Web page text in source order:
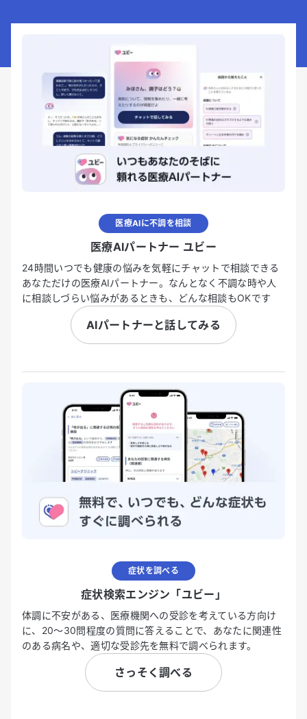
医療AIに不調を相談
医療AIパートナー ユビー
24時間いつでも健康の悩みを気軽にチャットで相談できる
あなただけの医療AIパートナー。なんとなく不調な時や人
に相談しづらい悩みがあるときも、どんな相談もOKです
AIパートナーと話してみる
症状を調べる
症状検索エンジン「ユビー」
体調に不安がある、医療機関への受診を考えている方向け
に、20〜30問程度の質問に答えることで、あなたに関連性
のある病名や、適切な受診先を無料で調べられます。
さっそく調べる